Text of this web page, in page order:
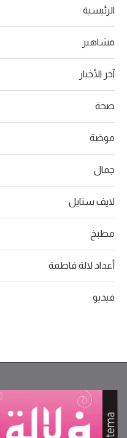
الرئيسية
مشاهير
آخر الأخبار
صحة
موضة
جمال
لايف ستايل
مطبخ
أعداد لالة فاطمة
فيديو